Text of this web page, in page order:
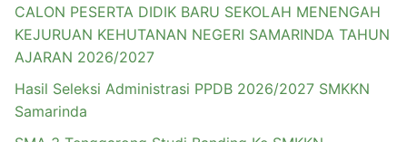
CALON PESERTA DIDIK BARU SEKOLAH MENENGAH
KEJURUAN KEHUTANAN NEGERI SAMARINDA TAHUN
AJARAN 2026/2027
Hasil Seleksi Administrasi PPDB 2026/2027 SMKKN
Samarinda